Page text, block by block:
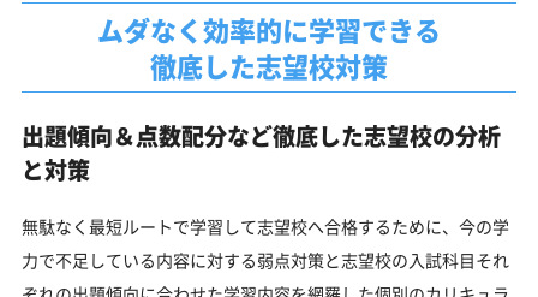
ムダなく効率的に学習できる
徹底した志望校対策
出題傾向＆点数配分など徹底した志望校の分析
と対策
無駄なく最短ルートで学習して志望校へ合格するために、今の学
力で不足している内容に対する弱点対策と志望校の入試科目それ